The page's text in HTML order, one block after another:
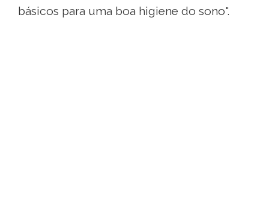
básicos para uma boa higiene do sono".